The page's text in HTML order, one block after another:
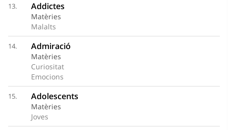
13. Addictes
Matèries
Malalts
14. Admiració
Matèries
Curiositat
Emocions
15. Adolescents
Matèries
Joves